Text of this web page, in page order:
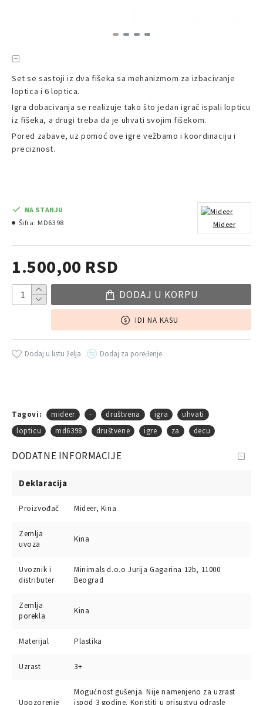
Set se sastoji iz dva fišeka sa mehanizmom za izbacivanje
loptica i 6 loptica.
Igra dobacivanja se realizuje tako što jedan igrač ispali lopticu
iz fišeka, a drugi treba da je uhvati svojim fišekom.
Pored zabave, uz pomoć ove igre vežbamo i koordinaciju i
preciznost.
1.500,00 RSD
NA STANJU
Šifra: MD6398 Mideer
DODAJ U KORPU
IDI NA KASU
Dodaj u listu želja Dodaj za poređenje
Tagovi: mideer - društvena igra
uhvati
lopticu
md6398 društvene igre za decu
DODATNE INFORMACIJE
Deklaracija
Proizvođač Mideer, Kina
Zemlja
uvoza
Kina
Uvoznik i
distributer
Minimals d.o.o Jurija Gagarina 12b, 11000
Beograd
Zemlja
porekla
Kina
Materijal Plastika
Uzrast 3+
Upozorenje
Mogućnost gušenja. Nije namenjeno za uzrast
ispod 3 godine. Koristiti u prisustvu odrasle